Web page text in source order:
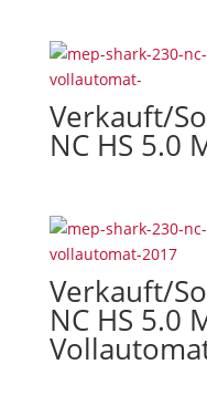
Verkauft/
NC HS 5.0
Verkauft/
NC HS 5.0